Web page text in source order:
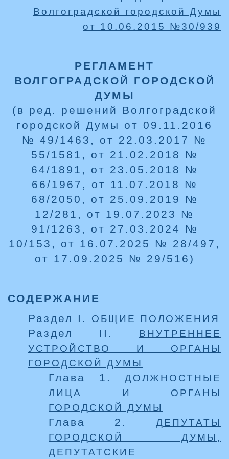
Волгоградской городской Думы
от 10.06.2015 №30/939
РЕГЛАМЕНТ
ВОЛГОГРАДСКОЙ ГОРОДСКОЙ
ДУМЫ
(в ред. решений Волгоградской
городской Думы от 09.11.2016
№ 49/1463, от 22.03.2017 №
55/1581, от 21.02.2018 №
64/1891, от 23.05.2018 №
66/1967, от 11.07.2018 №
68/2050, от 25.09.2019 №
12/281, от 19.07.2023 №
91/1263, от 27.03.2024 №
10/153, от 16.07.2025 № 28/497,
от 17.09.2025 № 29/516)
СОДЕРЖАНИЕ
Раздел I. ОБЩИЕ ПОЛОЖЕНИЯ
Раздел II. ВНУТРЕННЕЕ
УСТРОЙСТВО И ОРГАНЫ
ГОРОДСКОЙ ДУМЫ
Глава 1. ДОЛЖНОСТНЫЕ
ЛИЦА И ОРГАНЫ
ГОРОДСКОЙ ДУМЫ
Глава 2. ДЕПУТАТЫ
ГОРОДСКОЙ ДУМЫ,
ДЕПУТАТСКИЕ